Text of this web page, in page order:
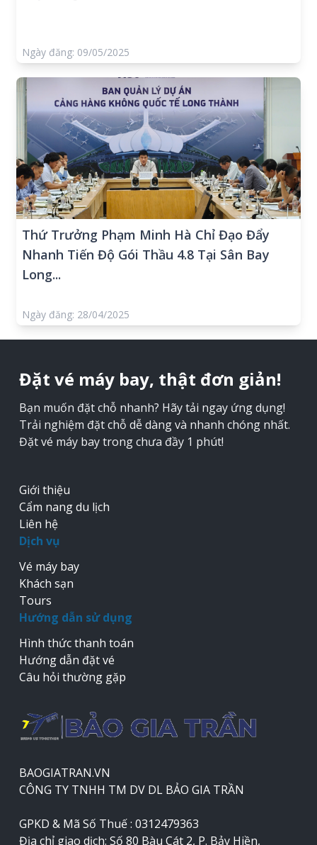
Ngày đăng: 09/05/2025
Thứ Trưởng Phạm Minh Hà Chỉ Đạo Đẩy
Nhanh Tiến Độ Gói Thầu 4.8 Tại Sân Bay
Long...
Ngày đăng: 28/04/2025
Đặt vé máy bay, thật đơn giản!
Bạn muốn đặt chỗ nhanh? Hãy tải ngay ứng dụng!
Trải nghiệm đặt chỗ dễ dàng và nhanh chóng nhất.
Đặt vé máy bay trong chưa đầy 1 phút!
Giới thiệu
Cẩm nang du lịch
Liên hệ
Dịch vụ
Vé máy bay
Khách sạn
Tours
Hướng dẫn sử dụng
Hình thức thanh toán
Hướng dẫn đặt vé
Câu hỏi thường gặp
BAOGIATRAN.VN
CÔNG TY TNHH TM DV DL BẢO GIA TRẦN
GPKD & Mã Số Thuế : 0312479363
Địa chỉ giao dịch: Số 80 Bàu Cát 2, P. Bảy Hiền,